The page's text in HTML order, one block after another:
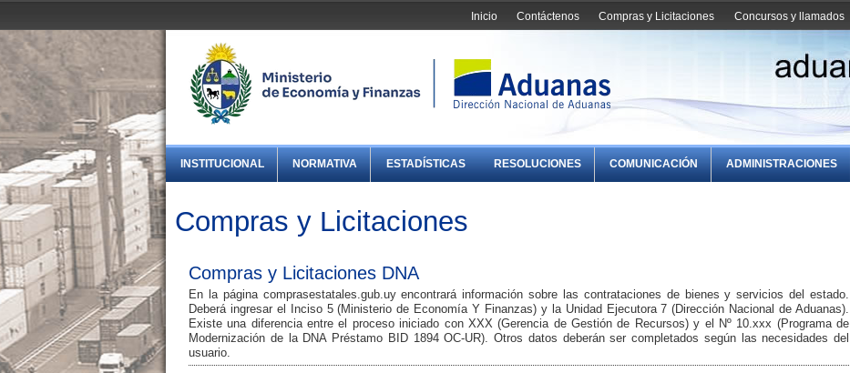
Concursos y llamados
Compras y Licitaciones
Contáctenos
Inicio
INSTITUCIONAL NORMATIVA ESTADÍSTICAS RESOLUCIONES COMUNICACIÓN ADMINISTRACIONES
Compras y Licitaciones
Compras y Licitaciones DNA
En la página comprasestatales.gub.uy encontrará información sobre las contrataciones de bienes y servicios del estado.
Deberá ingresar el Inciso 5 (Ministerio de Economía Y Finanzas) y la Unidad Ejecutora 7 (Dirección Nacional de Aduanas).
Existe una diferencia entre el proceso iniciado con XXX (Gerencia de Gestión de Recursos) y el Nº 10.xxx (Programa de
Modernización de la DNA Préstamo BID 1894 OC-UR). Otros datos deberán ser completados según las necesidades del
usuario.